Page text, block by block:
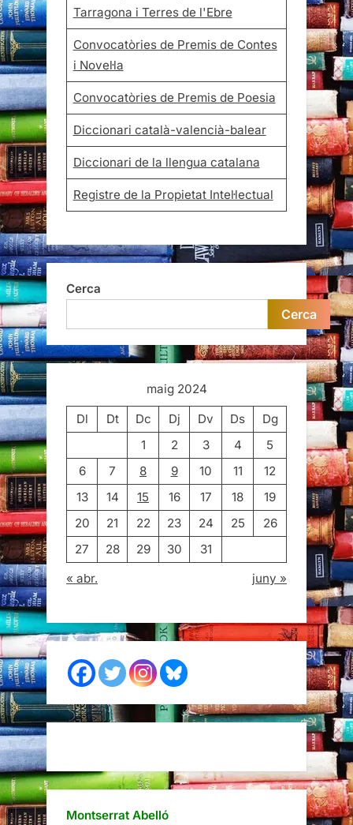
Tarragona i Terres de l'Ebre
Convocatòries de Premis de Contes
i Novel·la
Convocatòries de Premis de Poesia
Diccionari català-valencià-balear
Diccionari de la llengua catalana
Registre de la Propietat Intel·lectual
Cerca
Cerca
maig 2024
Dl
Dt Dc Dj Dv Ds
Dg
1
2 3 4
5
6
7 8 9 10 11
12
13
14 15 16 17 18
19
20
21 22 23 24 25
26
27
28 29 30
31
« abr.
juny »
Montserrat Abelló